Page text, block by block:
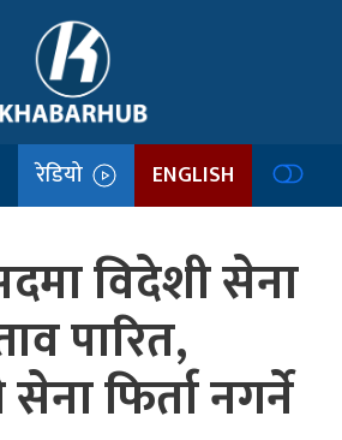
रेडियो ENGLISH
विदेशी सेना
पारित,
फिर्ता नगर्ने